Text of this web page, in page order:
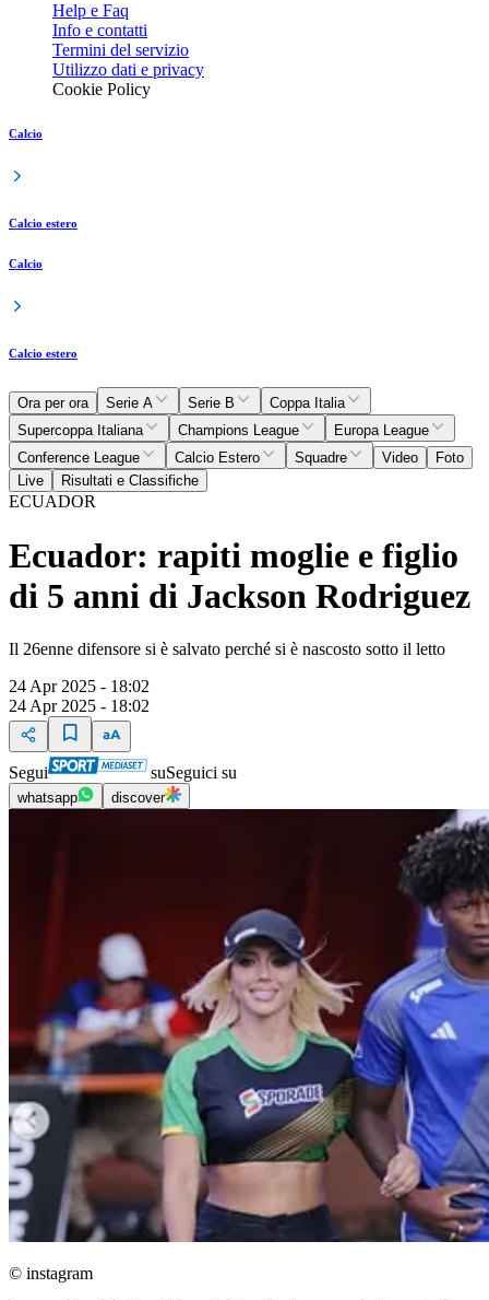
Help e Faq
Info e contatti
Termini del servizio
Utilizzo dati e privacy
Cookie Policy
Calcio
Calcio estero
Calcio
Calcio estero
Ora per ora Serie A Serie B
Coppa Italia
Supercoppa Italiana
Champions League
Europa League
Conference League
Calcio Estero Squadre Video
Foto
Live
Risultati e Classifiche
ECUADOR
Ecuador: rapiti moglie e figlio
di 5 anni di Jackson Rodriguez
Il 26enne difensore si è salvato perché si è nascosto sotto il letto
24 Apr 2025 - 18:02
24 Apr 2025 - 18:02
Segui suSeguici su
whatsapp discover
© instagram